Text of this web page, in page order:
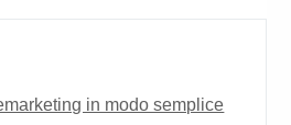
in modo semplice